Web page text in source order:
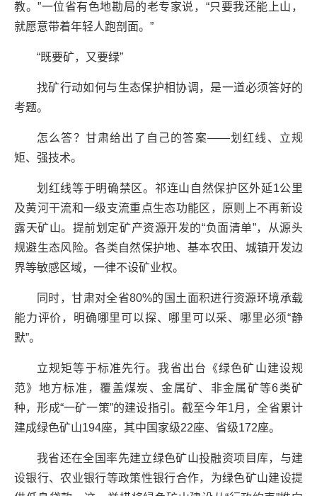
教。”一位省有色地勘局的老专家说，“只要我还能上山，
就愿意带着年轻人跑剖面。”
“既要矿，又要绿”
找矿行动如何与生态保护相协调，是一道必须答好的
考题。
怎么答？甘肃给出了自己的答案——划红线、立规
矩、强技术。
划红线等于明确禁区。祁连山自然保护区外延1公里
及黄河干流和一级支流重点生态功能区，原则上不再新设
露天矿山。提前划定矿产资源开发的“负面清单”，从源头
规避生态风险。各类自然保护地、基本农田、城镇开发边
界等敏感区域，一律不设矿业权。
同时，甘肃对全省80%的国土面积进行资源环境承载
能力评价，明确哪里可以探、哪里可以采、哪里必须“静
默”。
立规矩等于标准先行。我省出台《绿色矿山建设规
范》地方标准，覆盖煤炭、金属矿、非金属矿等6类矿
种，形成“一矿一策”的建设指引。截至今年1月，全省累计
建成绿色矿山194座，其中国家级22座、省级172座。
我省还在全国率先建立绿色矿山投融资项目库，与建
设银行、农业银行等政策性银行合作，为绿色矿山建设提